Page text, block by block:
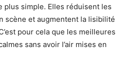
plus simple. Elles réduisent les
scène et augmentent la lisibilité
pour cela que les meilleures
sans avoir l’air mises en